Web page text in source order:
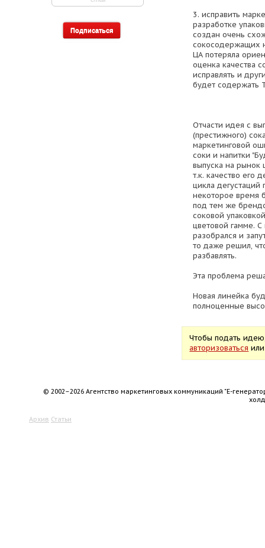
3. исправить
разработке
создан очень
сокосодержащих
ЦА потеряла
оценка качества
исправлять и
будет содержать
Отчасти идея с
(престижного)
маркетинговой
соки и напитки
выпуска на
т.к. качество его
цикла
некоторое время
под тем же
соковой
цветовой гамме. С
разобрался и
то даже решил,
разбавлять.
Эта проблема
Новая линейка
полноценные
Чтобы подать
авторизоваться
© 2002–2026 Агентство маркетинговых коммуникаций "Е-
Архив Статьи